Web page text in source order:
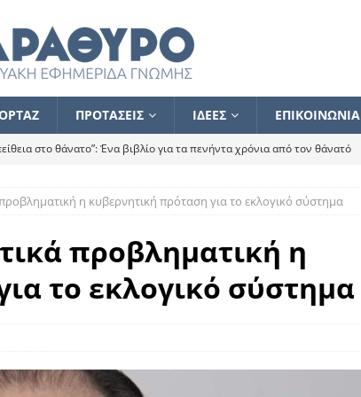
ΠΡΟΤΑΣΕΙΣ ΙΔΕΕΣ ΕΠΙΚΟΙΝΩΝΙΑ
στο θάνατο”: Ένα βιβλίο για τα πενήντα χρόνια από τον θάνατό
το ποιος κοροϊδεύει ποιον Αλέξη
ΑΝΑΓΝΩΣΕΙΣ
ότι δεν υπάρχει παρακολούθηση και κέντρο το οποίο
θερμά όσους σπεύδουν να το ενισχύσουν – Συνεχίζουμε
FLASH
των εκλογών
ΑΝΑΓΝΩΣΕΙΣ
η κυβερνητική πρόταση για το εκλογικό σύστημα
προβληματική η
το εκλογικό σύστημα